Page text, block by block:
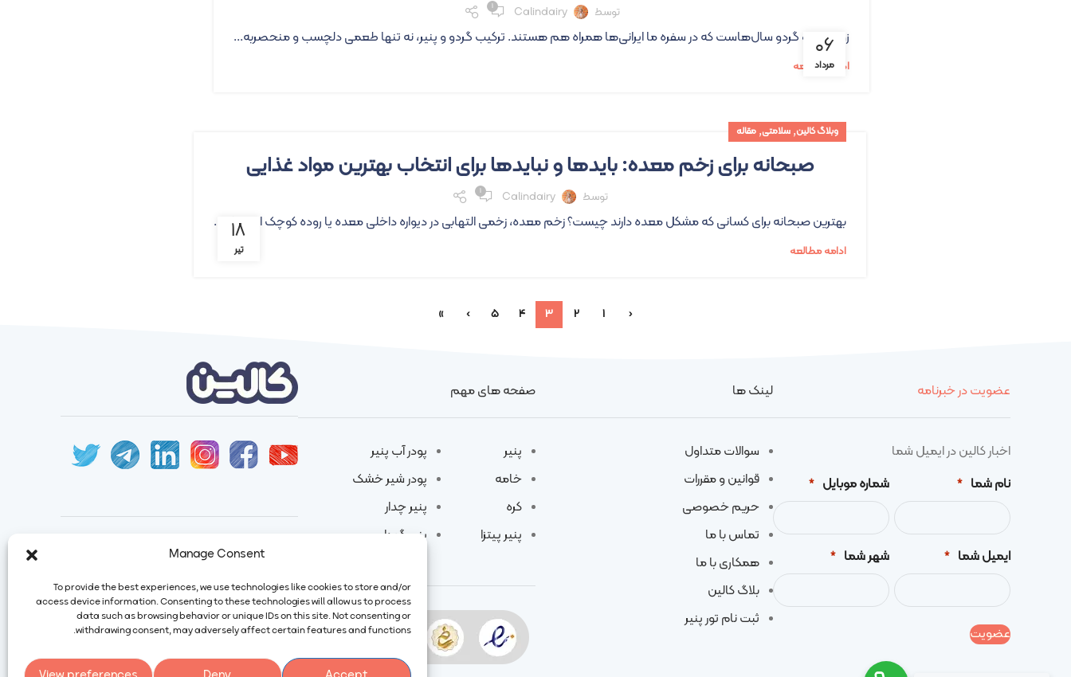
Manage Consent
To provide the best experiences, we use technologies like cookies to store and/or
access device information. Consenting to these technologies will allow us to process
data such as browsing behavior or unique IDs on this site. Not consenting or
withdrawing consent, may adversely affect certain features and functions.
۰۶
مرداد
توسط Calindairy ۱
زوج پنیر و گردو سال‌هاست که در سفره ما ایرانی‌ها همراه هم هستند. ترکیب گردو و پنیر، نه تنها طعمی دلچسب و منحصربه‌...
ادامه مطالعه
۱۸
تیر
وبلاگ کالین,سلامتی,مقاله
صبحانه برای زخم معده: بایدها و نبایدها برای انتخاب بهترین مواد غذایی
توسط Calindairy ۱
بهترین صبحانه برای کسانی که مشکل معده دارند چیست؟ زخم معده، زخمی التهابی در دیواره داخلی معده یا روده کوچک است که...
ادامه مطالعه
‹
1
2
3
4
5
›
»
عضویت در خبرنامه
اخبار کالین در ایمیل شما
نام شما
* شماره موبایل *
ایمیل شما * شهر شما *
لینک ها
سوالات متداول
قوانین و مقررات
حریم خصوصی
تماس با ما
همکاری با ما
بلاگ کالین
ثبت نام تور پنیر
صفحه های مهم
پنیر
خامه
کره
پنیر پیتزا
پودر آب پنیر
پودر شیر خشک
پنیر چدار
پنیر گودا
ایمیل:info@calindairy.com
شماره فکس:۶۵۴۳۹۴۸۷ (۰۲۱)
آدرس: ایران، تهران، شهریار، شهرک صنعتی
صفادشت بلوار اردیبهشت، نبش سوم غربی،
کد پستی: ۳۱۶۴۱۱۵۴۷۴